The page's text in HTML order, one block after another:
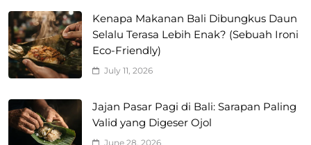
Kenapa Makanan Bali Dibungkus Daun
Selalu Terasa Lebih Enak? (Sebuah Ironi
Eco-Friendly)
July 11, 2026
Jajan Pasar Pagi di Bali: Sarapan Paling
Valid yang Digeser Ojol
June 28, 2026